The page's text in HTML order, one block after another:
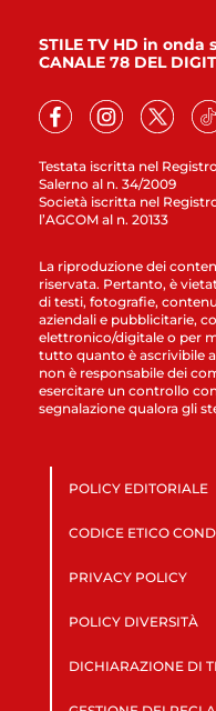
Testata iscritta nel
Salerno al n. 34/2009
Società iscritta nel
l’AGCOM al n. 20133
STILE TV HD in onda
CANALE 78 DEL
La riproduzione dei
riservata. Pertanto, è
di testi, fotografie,
aziendali e pubblicitarie,
elettronico/digitale o per
tutto quanto è ascrivibile
non è responsabile dei
esercitare un controllo
segnalazione qualora gli
POLICY EDITORIALE
CODICE ETICO
PRIVACY POLICY
POLICY DIVERSITÀ
DICHIARAZIONE DI